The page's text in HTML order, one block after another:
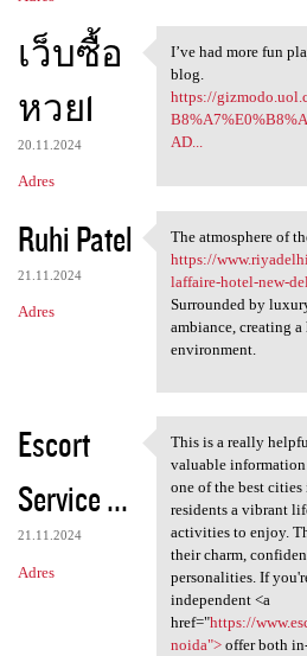
เว็บซื้อ
หวย1
20.11.2024
Adres
I’ve had more fun
I’ve had more fun
blog.
https://
AD...
Ruhi Patel
21.11.2024
Adres
The
The atmosphere of
https://
laffaire-hotel-new-
Surrounded by
ambiance, creating
environment.
Escort
Service ...
21.11.2024
Adres
This is a really
This is a really
valuable information
one of the best
residents a vibrant
activities to enjoy.
their charm,
personalities. If
independent <a
href="https://
noida">offer both